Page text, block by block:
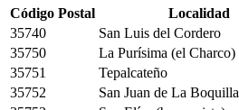
Código Postal
Localidad
35740
San Luis del Cordero
35750
La Purísima (el Charco)
35751
Tepalcateño
35752
San Juan de La Boquilla